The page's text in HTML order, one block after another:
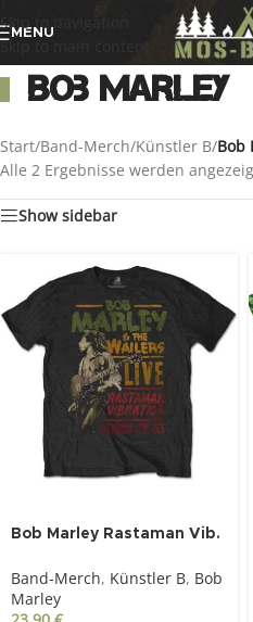
Skip to navigation
Skip to main content
MENU
Bob Marley
Start/Band-Merch/Künstler B/Bob
Alle 2 Ergebnisse werden
Show sidebar
Bob Marley Rastaman Vib.
Band-Merch, Künstler B, Bob
Marley